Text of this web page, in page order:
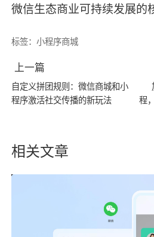
微信生态商业可持续发展的
标签：小程序商城
上一篇
自定义拼团规则：微信商城和小
程序激活社交传播的新玩法
程
相关文章